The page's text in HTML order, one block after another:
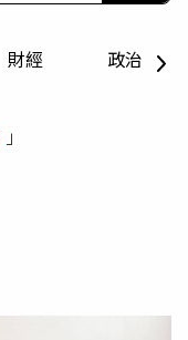
財經 政治
」